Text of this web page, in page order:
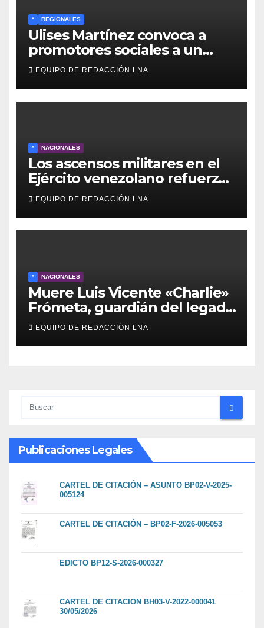
* REGIONALES
Ulises Martínez convoca a
promotores sociales a un
encuentro estratégico este
lunes en Barcelona en contra
de los apagones y malos
EQUIPO DE REDACCIÓN LNA
* NACIONALES
Los ascensos militares en el
Ejército venezolano refuerzan
el control político y operativo
de la Fuerza Armada
EQUIPO DE REDACCIÓN LNA
* NACIONALES
Muere Luis Vicente «Charlie»
Frómeta, guardián del legado
musical de la Billo’s Caracas
Boys
EQUIPO DE REDACCIÓN LNA
Publicaciones Legales
CARTEL DE CITACIÓN – ASUNTO BP02-V-2025-
005124
CARTEL DE CITACIÓN – BP02-F-2026-005053
EDICTO BP12-S-2026-000327
CARTEL DE CITACION BH03-V-2022-000041
30/05/2026